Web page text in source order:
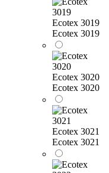
Ecotex 3019
Ecotex 3019
Ecotex 3020
Ecotex 3020
Ecotex 3021
Ecotex 3021